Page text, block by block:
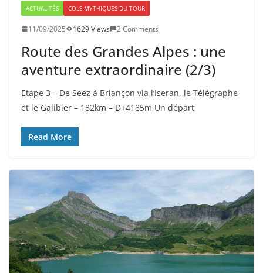
ACTUALITÉS COLS MYTHIQUES DU TOUR
11/09/2025 1629 Views 2 Comments
Route des Grandes Alpes : une
aventure extraordinaire (2/3)
Etape 3 – De Seez à Briançon via l’Iseran, le Télégraphe
et le Galibier – 182km – D+4185m Un départ
Read More